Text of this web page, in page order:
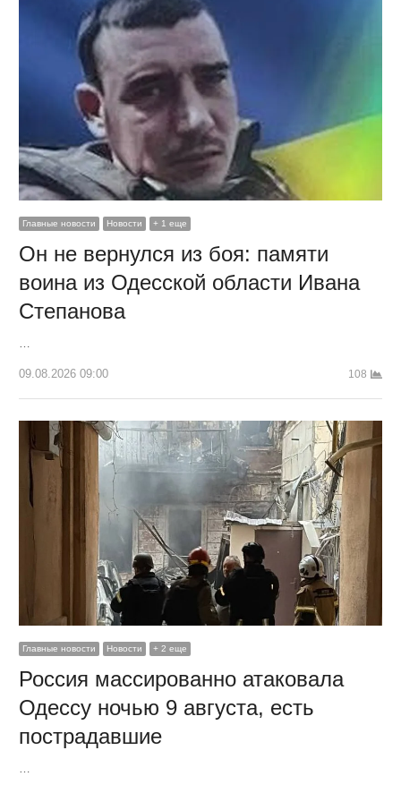
Главные новости Новости + 1 еще
Он не вернулся из боя: памяти
воина из Одесской области Ивана
Степанова
…
09.08.2026 09:00 108
Главные новости Новости + 2 еще
Россия массированно атаковала
Одессу ночью 9 августа, есть
пострадавшие